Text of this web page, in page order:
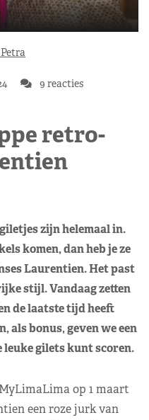
9 reacties
retro-
zijn helemaal in.
komen, dan heb je ze
Laurentien. Het past
stijl. Vandaag zetten
de laatste tijd heeft
als bonus, geven we een
gilets kunt scoren.
op 1 maart
een roze jurk van